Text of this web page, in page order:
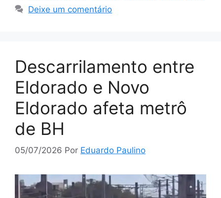
Deixe um comentário
Descarrilamento entre
Eldorado e Novo
Eldorado afeta metrô
de BH
05/07/2026 Por Eduardo Paulino